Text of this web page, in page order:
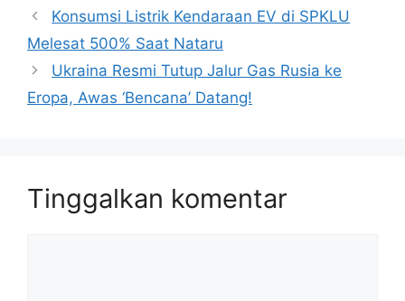
Konsumsi Listrik Kendaraan EV di SPKLU
Melesat 500% Saat Nataru
Ukraina Resmi Tutup Jalur Gas Rusia ke
Eropa, Awas ‘Bencana’ Datang!
Tinggalkan komentar